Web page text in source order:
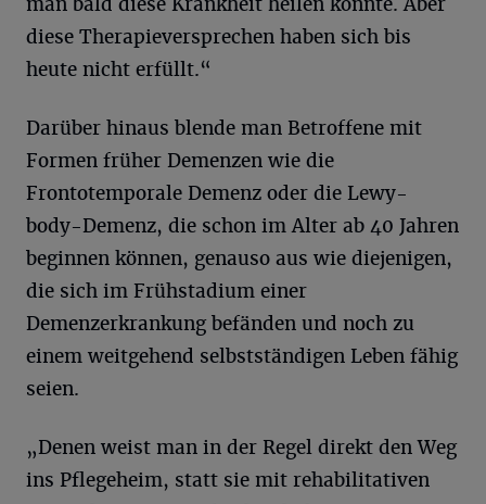
diese Therapieversprechen haben sich bis
heute nicht erfüllt.“
Darüber hinaus blende man Betroffene mit
Formen früher Demenzen wie die
Frontotemporale Demenz oder die Lewy-
body-Demenz, die schon im Alter ab 40 Jahren
beginnen können, genauso aus wie diejenigen,
die sich im Frühstadium einer
Demenzerkrankung befänden und noch zu
einem weitgehend selbstständigen Leben fähig
seien.
„Denen weist man in der Regel direkt den Weg
ins Pflegeheim, statt sie mit rehabilitativen